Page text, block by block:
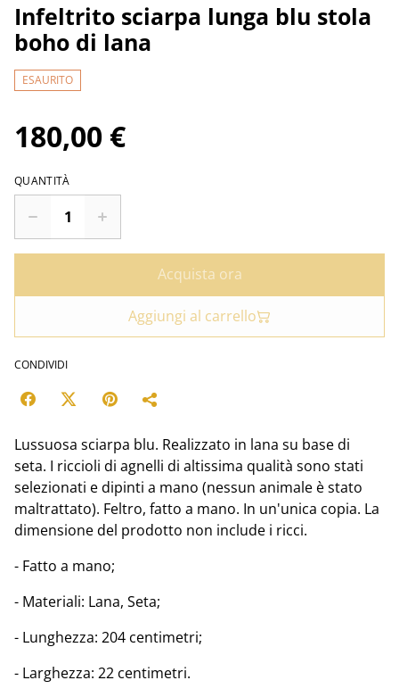
Infeltrito sciarpa lunga blu stola
boho di lana
ESAURITO
180,00 €
QUANTITÀ
Acquista ora
Aggiungi al carrello
CONDIVIDI
Lussuosa sciarpa blu. Realizzato in lana su base di
seta. I riccioli di agnelli di altissima qualità sono stati
selezionati e dipinti a mano (nessun animale è stato
maltrattato). Feltro, fatto a mano. In un'unica copia. La
dimensione del prodotto non include i ricci.
- Fatto a mano;
- Materiali: Lana, Seta;
- Lunghezza: 204 centimetri;
- Larghezza: 22 centimetri.